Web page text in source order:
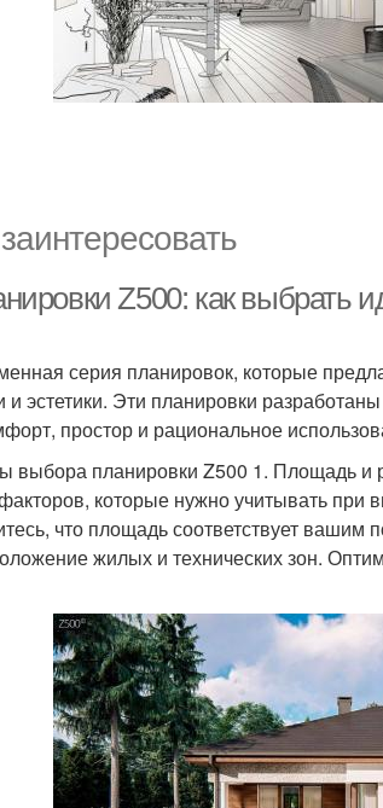
Z500: как выбрать
серия планировок, которые
и эстетики. Эти планировки
простор и рациональное
выбора планировки Z500 1. Площадь и
которые нужно учитывать при
что площадь соответствует вашим
жилых и технических зон.